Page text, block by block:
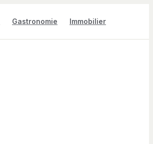
Gastronomie Immobilier